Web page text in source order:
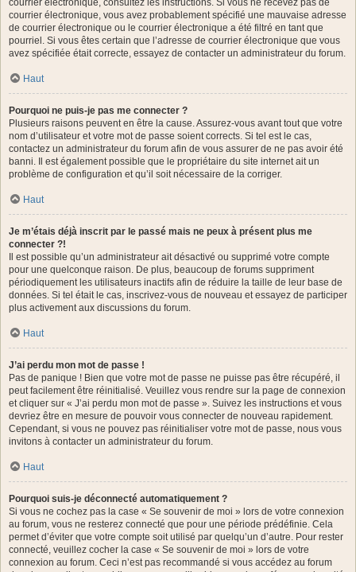
courrier électronique, consultez les instructions. Si vous ne recevez pas de
courrier électronique, vous avez probablement spécifié une mauvaise adresse
de courrier électronique ou le courrier électronique a été filtré en tant que
pourriel. Si vous êtes certain que l’adresse de courrier électronique que vous
avez spécifiée était correcte, essayez de contacter un administrateur du forum.
Haut
Pourquoi ne puis-je pas me connecter ?
Plusieurs raisons peuvent en être la cause. Assurez-vous avant tout que votre
nom d’utilisateur et votre mot de passe soient corrects. Si tel est le cas,
contactez un administrateur du forum afin de vous assurer de ne pas avoir été
banni. Il est également possible que le propriétaire du site internet ait un
problème de configuration et qu’il soit nécessaire de la corriger.
Haut
Je m’étais déjà inscrit par le passé mais ne peux à présent plus me
connecter ?!
Il est possible qu’un administrateur ait désactivé ou supprimé votre compte
pour une quelconque raison. De plus, beaucoup de forums suppriment
périodiquement les utilisateurs inactifs afin de réduire la taille de leur base de
données. Si tel était le cas, inscrivez-vous de nouveau et essayez de participer
plus activement aux discussions du forum.
Haut
J’ai perdu mon mot de passe !
Pas de panique ! Bien que votre mot de passe ne puisse pas être récupéré, il
peut facilement être réinitialisé. Veuillez vous rendre sur la page de connexion
et cliquer sur « J’ai perdu mon mot de passe ». Suivez les instructions et vous
devriez être en mesure de pouvoir vous connecter de nouveau rapidement.
Cependant, si vous ne pouvez pas réinitialiser votre mot de passe, nous vous
invitons à contacter un administrateur du forum.
Haut
Pourquoi suis-je déconnecté automatiquement ?
Si vous ne cochez pas la case « Se souvenir de moi » lors de votre connexion
au forum, vous ne resterez connecté que pour une période prédéfinie. Cela
permet d’éviter que votre compte soit utilisé par quelqu’un d’autre. Pour rester
connecté, veuillez cocher la case « Se souvenir de moi » lors de votre
connexion au forum. Ceci n’est pas recommandé si vous accédez au forum